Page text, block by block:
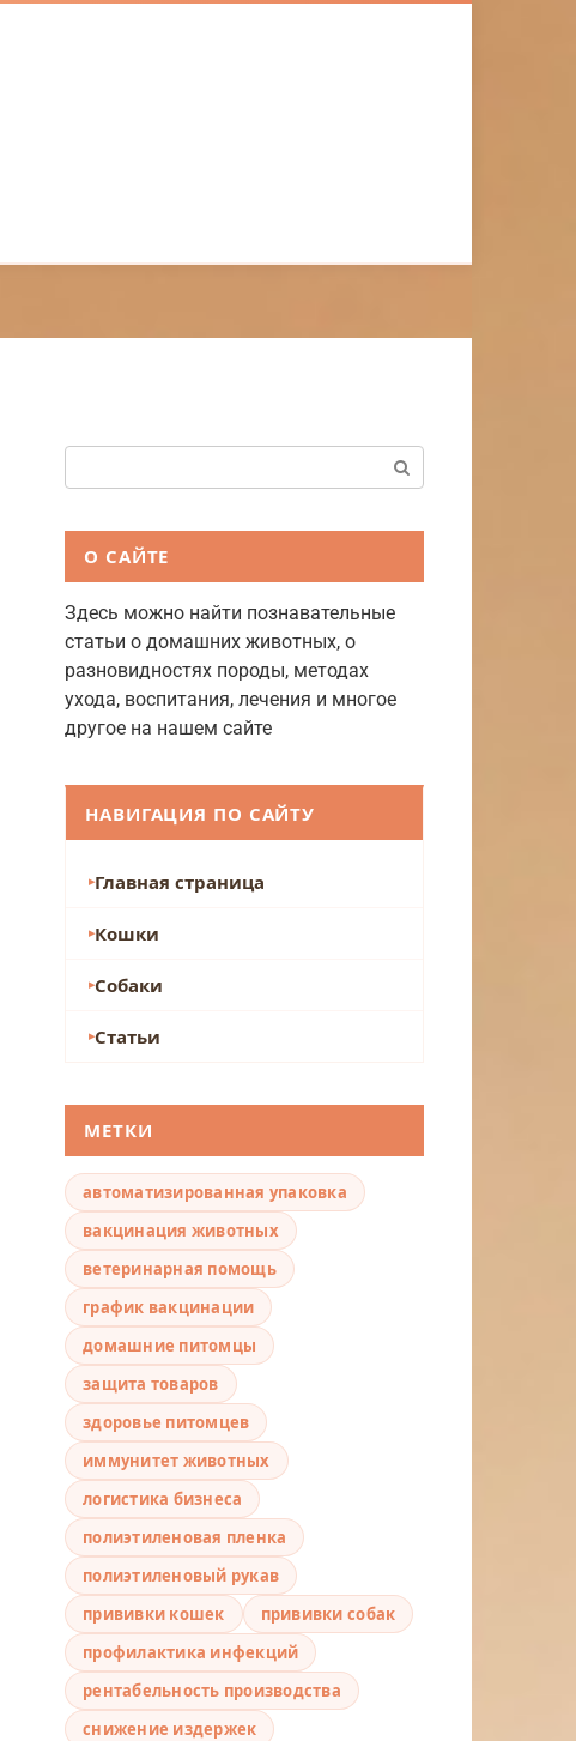
О САЙТЕ
Здесь можно найти познавательные
статьи о домашних животных, о
разновидностях породы, методах
ухода, воспитания, лечения и многое
другое на нашем сайте
НАВИГАЦИЯ ПО САЙТУ
Главная страница
Кошки
Собаки
Статьи
МЕТКИ
автоматизированная упаковка
вакцинация животных
ветеринарная помощь
график вакцинации
домашние питомцы
защита товаров
здоровье питомцев
иммунитет животных
логистика бизнеса
полиэтиленовая пленка
полиэтиленовый рукав
прививки кошек
прививки собак
профилактика инфекций
рентабельность производства
снижение издержек